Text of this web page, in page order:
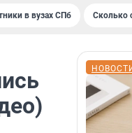
в вузах СПб Сколько